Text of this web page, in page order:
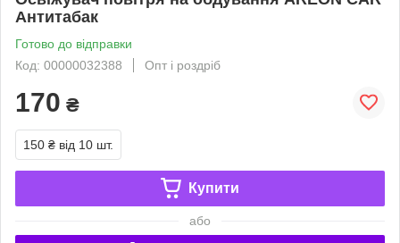
Антитабак
Готово до відправки
Код: 00000032388
Опт і роздріб
170 ₴
150 ₴ від 10 шт.
Купити
або